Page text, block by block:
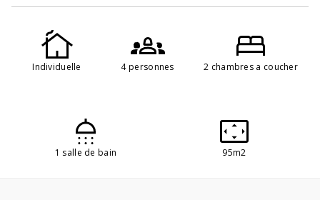
Individuelle 4 personnes 2 chambres a coucher
1 salle de bain 95m2